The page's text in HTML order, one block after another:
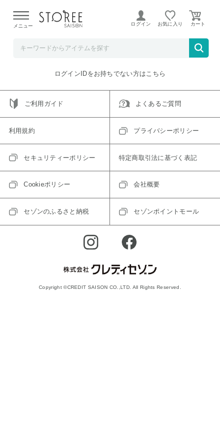
よる配送遅延が発生しております。
メニュー ログイン お気に入り
ご指定のアイテムは取り扱い終了、またはただいま取り扱い
トップへ戻る
ログインIDをお持ちでない方はこちら
ご利用ガイド よくあるご質問
利用規約 プライバシーポリシー
セキュリティーポリシー 特定商取引法に基づく表記
Cookieポリシー 会社概要
セゾンのふるさと納税 セゾンポイントモール
Copyright ©CREDIT SAISON CO.,LTD. All Rights Reserved.